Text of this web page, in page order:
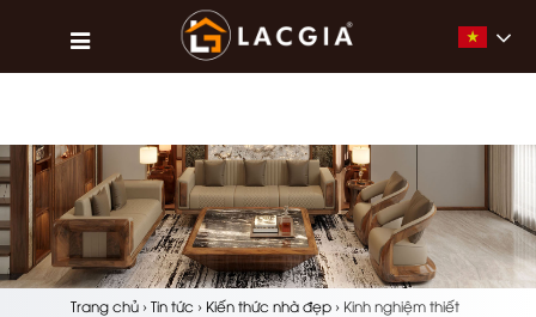
Trang chủ ›Tin tức › Kiến thức nhà đẹp › Kinh nghiệm thiết